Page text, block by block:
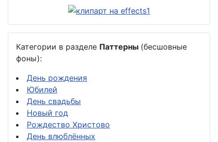
Категории в разделе Паттерны (бесшовные
фоны):
День рождения
Юбилей
День свадьбы
Новый год
Рождество Христово
День влюблённых